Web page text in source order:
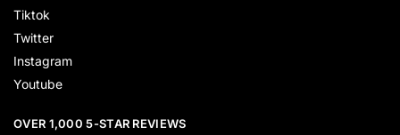
Tiktok
Twitter
Instagram
Youtube
OVER 1,000 5-STAR REVIEWS